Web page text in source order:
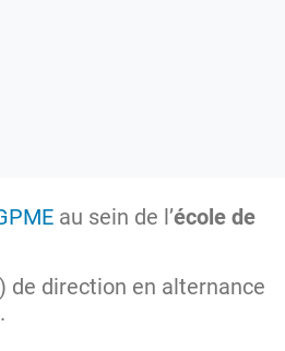
au sein de l’école de
direction en alternance